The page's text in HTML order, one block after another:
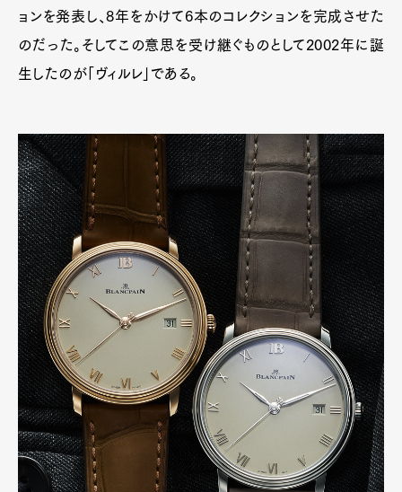
ョンを発表し、8年をかけて6本のコレクションを完成させた
のだった。そしてこの意思を受け継ぐものとして2002年に誕
生したのが「ヴィルレ」である。